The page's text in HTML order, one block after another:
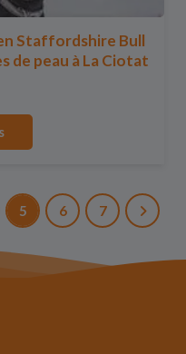
Staffordshire Bull
de peau à La Ciotat
5 6 7